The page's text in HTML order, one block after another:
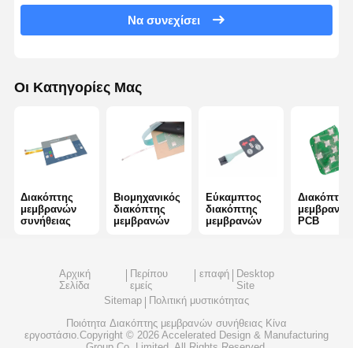
Διακόπτης μεμβρανών Backlight
Διακόπτης επιτροπής μεμβρανών
Κύκλοι PET
Φωτογραφία καθοδήγησης φωτός
Συγκρότηση μεταλλικού θόλου
Να συνεχίσει
Οι Κατηγορίες Μας
Διακόπτης
μεμβρανών
συνήθειας
Βιομηχανικός
διακόπτης
μεμβρανών
Εύκαμπτος
διακόπτης
μεμβρανών
Διακόπτης
μεμβρανών
PCB
Αρχική
Σελίδα
Περίπου
εμείς
επαφή
Desktop
Site
Sitemap
Πολιτική μυστικότητας
Ποιότητα Διακόπτης μεμβρανών συνήθειας Κίνα
εργοστάσιο.Copyright © 2026 Accelerated Design & Manufacturing